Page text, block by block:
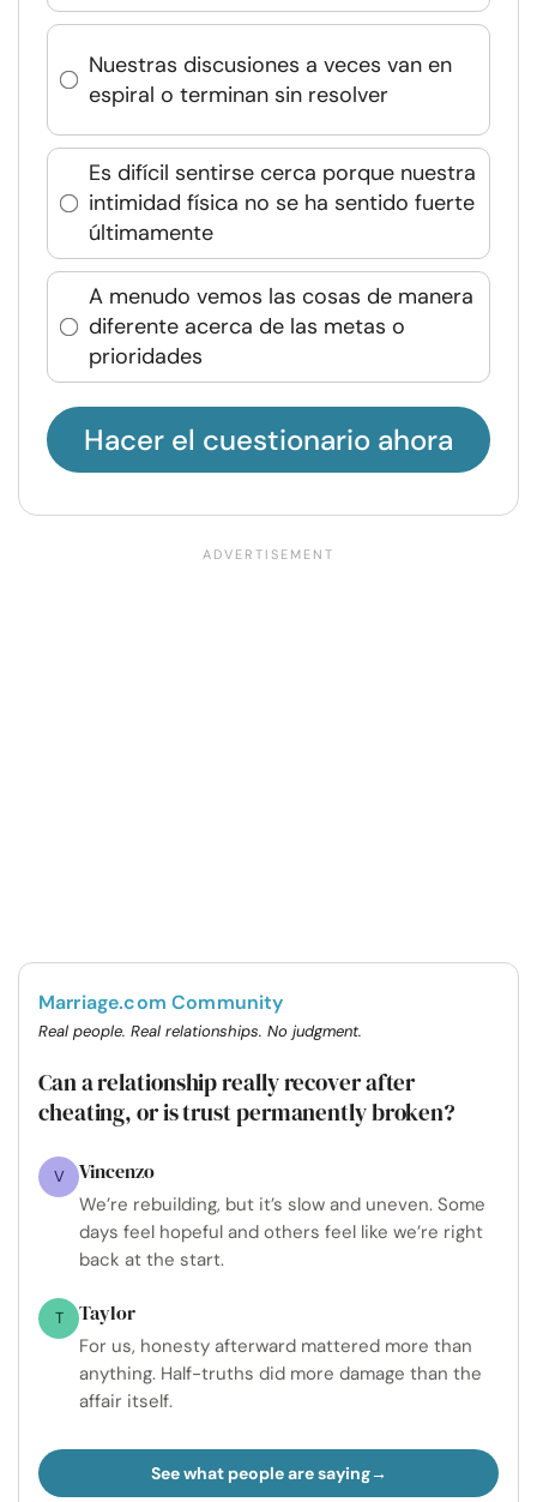
Nuestras discusiones a veces van en
espiral o terminan sin resolver
Es difícil sentirse cerca porque nuestra
intimidad física no se ha sentido fuerte
últimamente
A menudo vemos las cosas de manera
diferente acerca de las metas o
prioridades
Hacer el cuestionario ahora
Marriage.com Community
Real people. Real relationships. No judgment.
Can a relationship really recover after
cheating, or is trust permanently broken?
V Vincenzo
We’re rebuilding, but it’s slow and uneven. Some
days feel hopeful and others feel like we’re right
back at the start.
T Taylor
For us, honesty afterward mattered more than
anything. Half-truths did more damage than the
affair itself.
See what people are saying